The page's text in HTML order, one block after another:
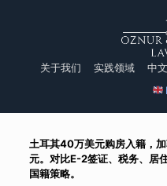
关于我们 实践领域 中
土耳其40万美元购房入籍，
元。对比E-2签证、税务、居
国籍策略。